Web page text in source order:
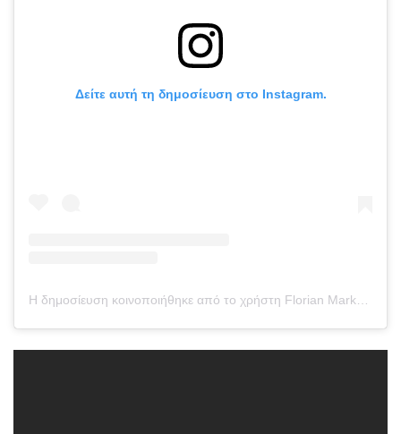
Δείτε αυτή τη δημοσίευση στο Instagram.
Η δημοσίευση κοινοποιήθηκε από το χρήστη Florian Marku (@florianmarku)